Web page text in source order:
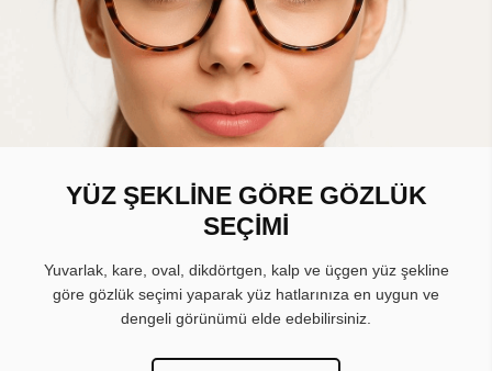
YÜZ ŞEKLİNE GÖRE GÖZLÜK
SEÇİMİ
Yuvarlak, kare, oval, dikdörtgen, kalp ve üçgen yüz şekline
göre gözlük seçimi yaparak yüz hatlarınıza en uygun ve
dengeli görünümü elde edebilirsiniz.